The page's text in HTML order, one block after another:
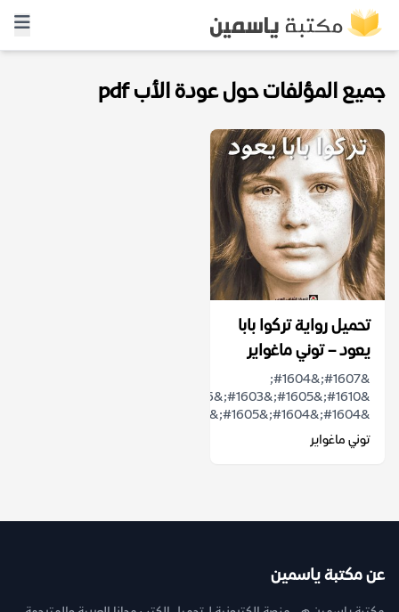
جميع المؤلفات حول عودة الأب pdf
تحميل رواية تركوا بابا
يعود – توني ماغواير
&#1607;&#1604;
&#1604;&#1604;&#1605;&#1606;&#1586;&...
توني ماغواير
عن مكتبة ياسمين